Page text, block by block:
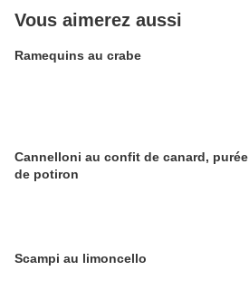
Vous aimerez aussi
Ramequins au crabe
Cannelloni au confit de canard, purée
de potiron
Scampi au limoncello